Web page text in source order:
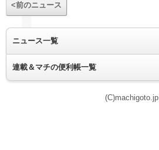
<前のニュース
ニュース一覧
連載＆マチの便利帳一覧
(C)machigoto.jp